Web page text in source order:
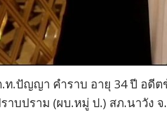
ท.ปัญญา คำราบ อายุ 34 ปี อดี
าบปราม (ผบ.หมู่ ป.) สภ.นาวัง